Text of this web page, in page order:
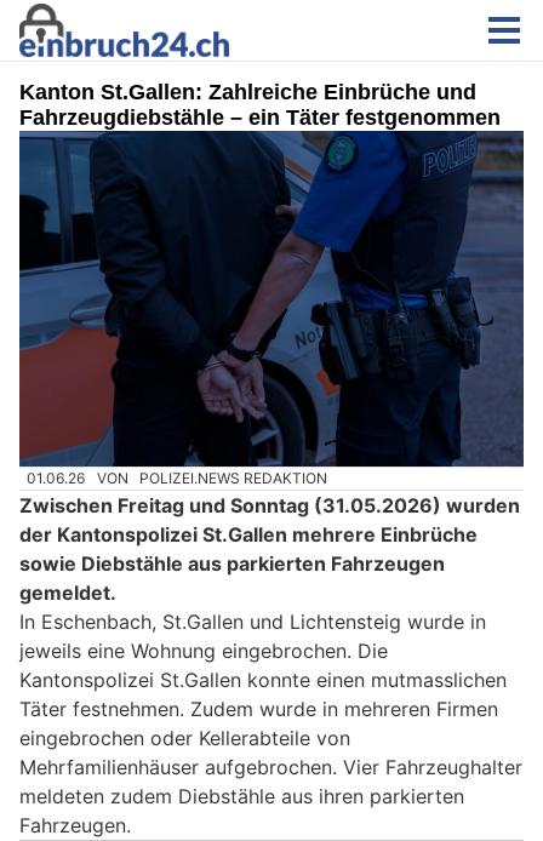
Kanton St.Gallen: Zahlreiche Einbrüche und
Fahrzeugdiebstähle – ein Täter festgenommen
01.06.26 VON POLIZEI.NEWS REDAKTION
Zwischen Freitag und Sonntag (31.05.2026) wurden
der Kantonspolizei St.Gallen mehrere Einbrüche
sowie Diebstähle aus parkierten Fahrzeugen
gemeldet.
In Eschenbach, St.Gallen und Lichtensteig wurde in
jeweils eine Wohnung eingebrochen. Die
Kantonspolizei St.Gallen konnte einen mutmasslichen
Täter festnehmen. Zudem wurde in mehreren Firmen
eingebrochen oder Kellerabteile von
Mehrfamilienhäuser aufgebrochen. Vier Fahrzeughalter
meldeten zudem Diebstähle aus ihren parkierten
Fahrzeugen.